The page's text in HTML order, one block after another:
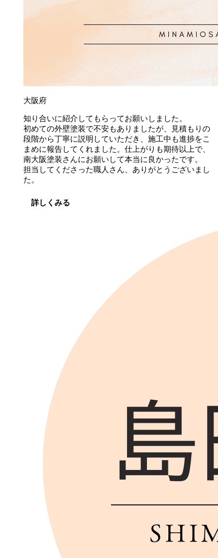
大阪府
知り合いに紹介してもらってお願いしました。
初めての外壁塗装で不安もありましたが、見積もりの
段階から丁寧に説明していただき、施工中も進捗をこ
まめに報告してくれました。​仕上がりも期待以上で、
南大阪塗装さんにお願いして本当に良かったです。
担当してくださった職人さん、ありがとうございまし
た。
詳しくみる